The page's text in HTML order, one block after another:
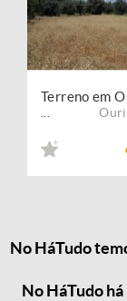
No HáTudo
No HáTudo